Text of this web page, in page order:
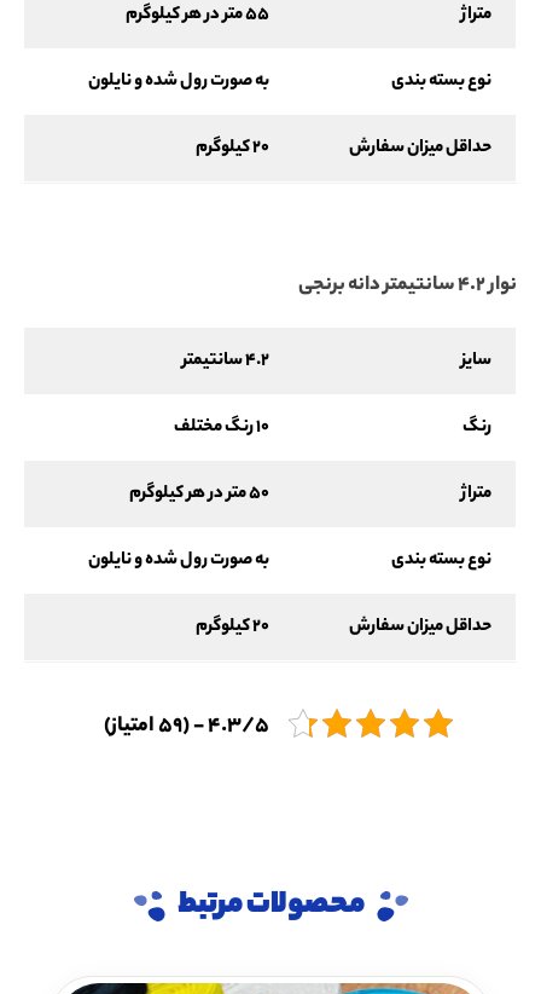
متراژ 55 متر در هر کیلوگرم
نوع بسته بندی به صورت رول شده و نایلون
حداقل میزان سفارش 20 کیلوگرم
نوار 4.2 سانتیمتر دانه برنجی
سایز 4.2 سانتیمتر
رنگ 10 رنگ مختلف
متراژ 50 متر در هر کیلوگرم
نوع بسته بندی به صورت رول شده و نایلون
حداقل میزان سفارش 20 کیلوگرم
4.3/5 - (59 امتیاز)
محصولات مرتبط